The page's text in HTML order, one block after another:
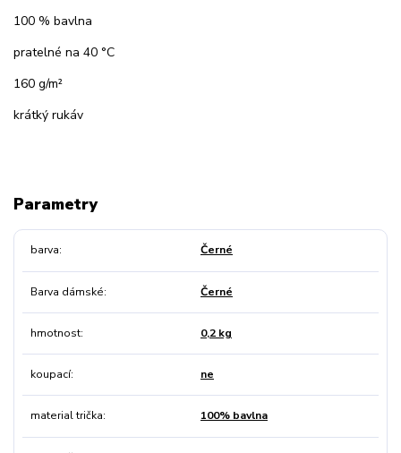
100 % bavlna
pratelné na 40 °C
160 g/m²
krátký rukáv
Parametry
barva Černé
Barva dámské Černé
hmotnost 0,2 kg
koupací ne
material trička 100% bavlna